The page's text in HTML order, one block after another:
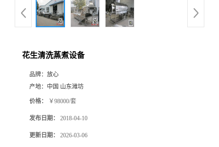
花生清洗蒸煮设备
品牌： 放心
产地： 中国 山东潍坊
价格： ￥98000/套
发布日期： 2018-04-10
更新日期： 2026-03-06